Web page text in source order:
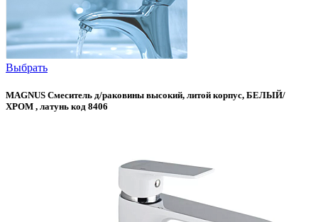
Выбрать
MAGNUS Смеситель д/раковины высокий, литой корпус, БЕЛЫЙ/
ХРОМ , латунь код 8406